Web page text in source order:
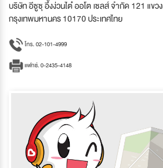
บริษัท อีซูซุ อึ้งง่วนไต๋ ออโต เซลส์ จำกัด 121 แข
กรุงเทพมหานคร 10170 ประเทศไทย
โทร. 02-101-4999
แฟกซ์. 0-2435-4148